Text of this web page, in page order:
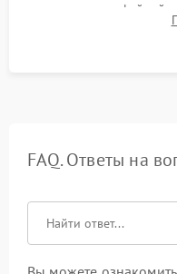
плотности кофейной
качества молочной
FAQ. Ответы на